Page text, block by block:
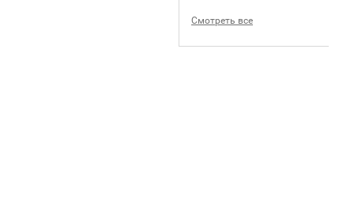
Смотреть все